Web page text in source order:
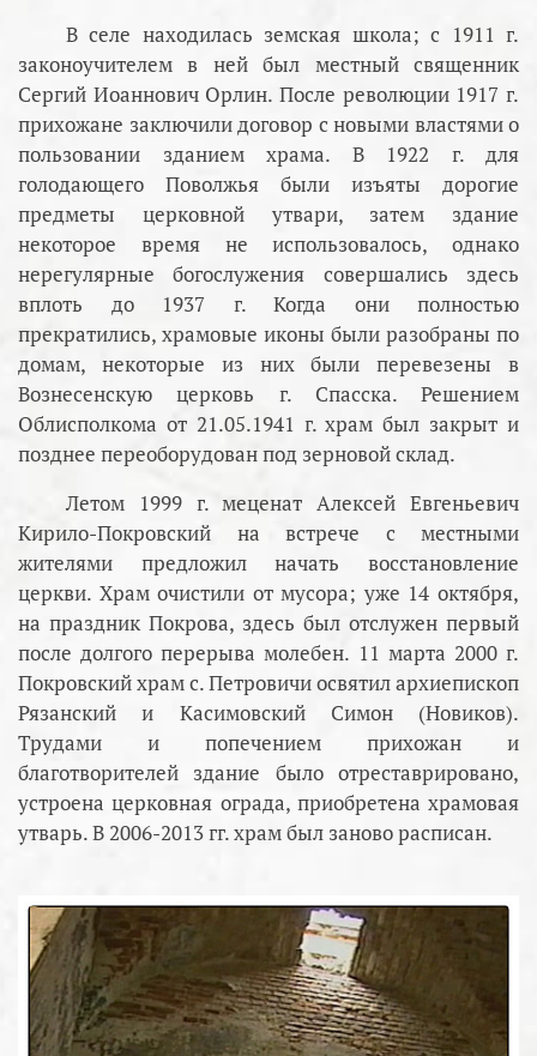
В селе находилась земская школа; с 1911 г.
законоучителем в ней был местный священник
Сергий Иоаннович Орлин. После революции 1917 г.
прихожане заключили договор с новыми властями о
пользовании зданием храма. В 1922 г. для
голодающего Поволжья были изъяты дорогие
предметы церковной утвари, затем здание
некоторое время не использовалось, однако
нерегулярные богослужения совершались здесь
вплоть до 1937 г. Когда они полностью
прекратились, храмовые иконы были разобраны по
домам, некоторые из них были перевезены в
Вознесенскую церковь г. Спасска. Решением
Облисполкома от 21.05.1941 г. храм был закрыт и
позднее переоборудован под зерновой склад.
Летом 1999 г. меценат Алексей Евгеньевич
Кирило-Покровский на встрече с местными
жителями предложил начать восстановление
церкви. Храм очистили от мусора; уже 14 октября,
на праздник Покрова, здесь был отслужен первый
после долгого перерыва молебен. 11 марта 2000 г.
Покровский храм с. Петровичи освятил архиепископ
Рязанский и Касимовский Симон (Новиков).
Трудами и попечением прихожан и
благотворителей здание было отреставрировано,
устроена церковная ограда, приобретена храмовая
утварь. В 2006-2013 гг. храм был заново расписан.